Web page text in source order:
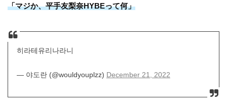
「マジか、平手友梨奈HYBEって何」
히라테유리나라니
— 야도란 (@wouldyouplzz) December 21, 2022